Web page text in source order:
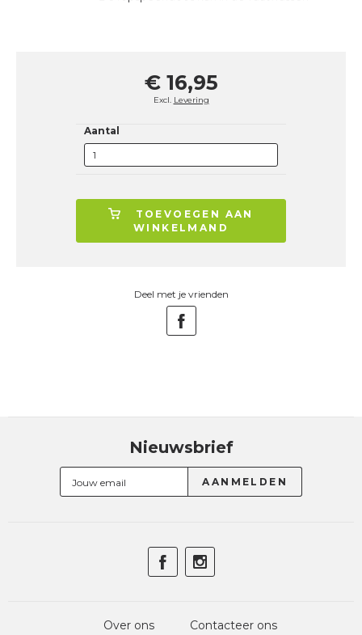
€ 16,95
Excl. Levering
Aantal
TOEVOEGEN AAN
WINKELMAND
Deel met je vrienden
Nieuwsbrief
Over ons Contacteer ons